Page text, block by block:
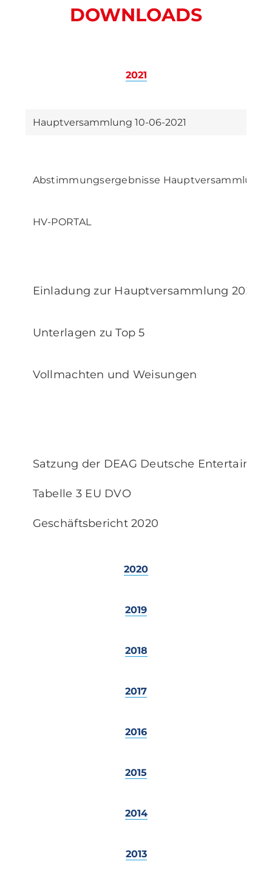
DOWNLOADS
2021
Hauptversammlung 10-06-2021
Abstimmungsergebnisse Hauptversammlung
HV-PORTAL
Einladung zur Hauptversammlung 2021
Unterlagen zu Top 5
Vollmachten und Weisungen
Satzung der DEAG Deutsche
Tabelle 3 EU DVO
Geschäftsbericht 2020
2020
2019
2018
2017
2016
2015
2014
2013